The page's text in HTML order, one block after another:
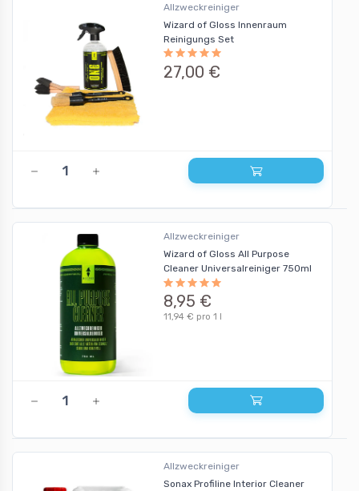
Allzweckreiniger
Wizard of Gloss Innenraum
Reinigungs Set
27,00 €
Allzweckreiniger
Wizard of Gloss All Purpose
Cleaner Universalreiniger 750ml
8,95 €
11,94 € pro 1 l
Allzweckreiniger
Sonax Profiline Interior Cleaner